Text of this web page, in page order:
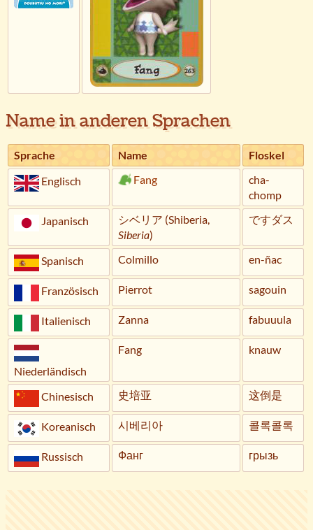
Name in anderen Sprachen
Sprache Name
Floskel
Englisch
Fang
cha-
chomp
Japanisch
シベリア (Shiberia,
Siberia)
ですダス
Spanisch Colmillo en-ñac
Französisch Pierrot sagouin
Italienisch Zanna fabuuula
Niederländisch
Fang knauw
Chinesisch 史培亚 这倒是
Koreanisch 시베리아 콜록콜록
Russisch Фанг грызь